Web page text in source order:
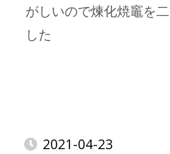
がしいので煉化焼竈を
した
2021-04-23